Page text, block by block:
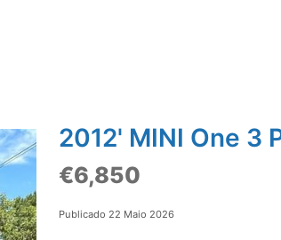
2012' MINI One 3
€6,850
Publicado 22 Maio 2026